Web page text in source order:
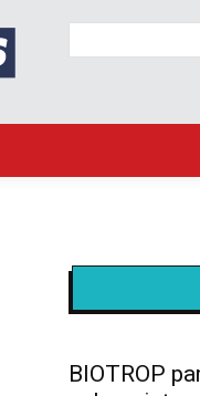
BIOTROP